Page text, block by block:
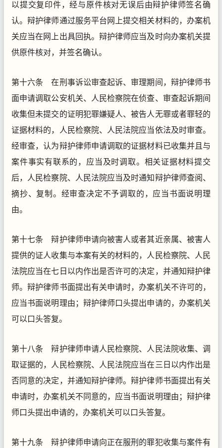
以提交复印件，经与原件核对无误后由辩护律师签名确
认。辩护律师通过服务平台网上提交相关材料的，办案机
关应当在网上出具回执。辩护律师应当及时向办案机关提
供原件核对，并签名确认。
第十六条 在刑事诉讼审查起诉、审理期间，辩护律师书
面申请调取公安机关、人民检察院在侦查、审查起诉期间
收集但未提交的证明犯罪嫌疑人、被告人无罪或者罪轻的
证据材料的，人民检察院、人民法院应当依法及时审查。
经审查，认为辩护律师申请调取的证据材料已收集并且与
案件事实有联系的，应当及时调取。相关证据材料提交
后，人民检察院、人民法院应当及时通知辩护律师查阅、
摘抄、复制。经审查决定不予调取的，应当书面说明理
由。
第十七条 辩护律师申请向被害人或者其近亲属、被害人
提供的证人收集与本案有关的材料的，人民检察院、人民
法院应当在七日以内作出是否许可的决定，并通知辩护律
师。辩护律师书面提出有关申请时，办案机关不许可的，
应当书面说明理由；辩护律师口头提出申请的，办案机关
可以口头答复。
第十八条 辩护律师申请人民检察院、人民法院收集、调
取证据的，人民检察院、人民法院应当在三日以内作出是
否同意的决定，并通知辩护律师。辩护律师书面提出有关
申请时，办案机关不同意的，应当书面说明理由；辩护律
师口头提出申请的，办案机关可以口头答复。
第十九条 辩护律师申请向正在服刑的罪犯收集与案件有